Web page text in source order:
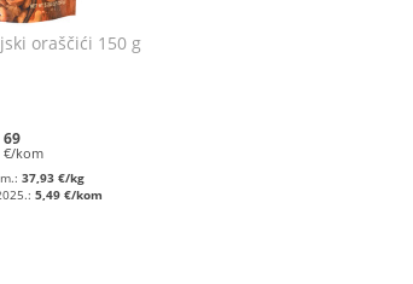
oraščići 150 g
69
€/kom
37,93 €/kg
5,49 €/kom